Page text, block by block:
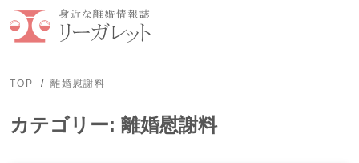
TOP 離婚慰謝料
カテゴリー: 離婚慰謝料